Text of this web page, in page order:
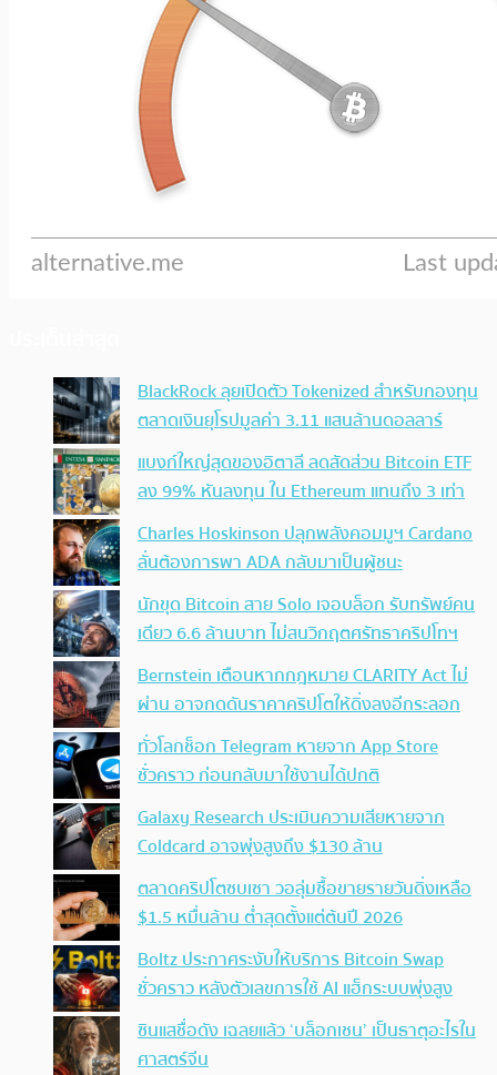
BlackRock ลุยเปิดตัว Tokenized สำหรับกองทุน
ตลาดเงินยุโรปมูลค่า 3.11 แสนล้านดอลลาร์
แบงก์ใหญ่สุดของอิตาลี ลดสัดส่วน Bitcoin ETF
ลง 99% หันลงทุน ใน Ethereum แทนถึง 3 เท่า
Charles Hoskinson ปลุกพลังคอมมูฯ Cardano
ลั่นต้องการพา ADA กลับมาเป็นผู้ชนะ
นักขุด Bitcoin สาย Solo เจอบล็อก รับทรัพย์คน
เดียว 6.6 ล้านบาท ไม่สนวิกฤตศรัทธาคริปโทฯ
Bernstein เตือนหากกฎหมาย CLARITY Act ไม่
ผ่าน อาจกดดันราคาคริปโตให้ดิ่งลงอีกระลอก
ทั่วโลกช็อก Telegram หายจาก App Store
ชั่วคราว ก่อนกลับมาใช้งานได้ปกติ
Galaxy Research ประเมินความเสียหายจาก
Coldcard อาจพุ่งสูงถึง $130 ล้าน
ตลาดคริปโตซบเซา วอลุ่มซื้อขายรายวันดิ่งเหลือ
$1.5 หมื่นล้าน ต่ำสุดตั้งแต่ต้นปี 2026
Boltz ประกาศระงับให้บริการ Bitcoin Swap
ชั่วคราว หลังตัวเลขการใช้ AI แฮ็กระบบพุ่งสูง
ซินแสชื่อดัง เฉลยแล้ว ‘บล็อกเชน’ เป็นธาตุอะไรใน
ศาสตร์จีน